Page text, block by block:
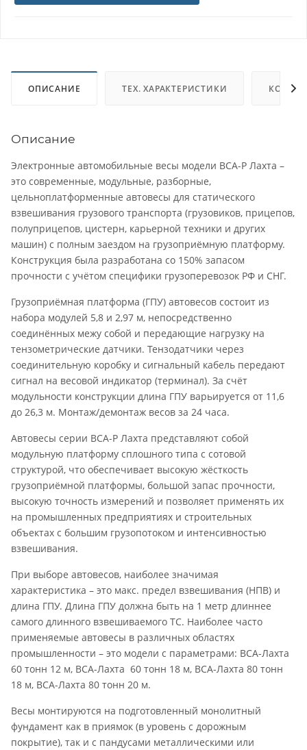
ОПИСАНИЕ ТЕХ. ХАРАКТЕРИСТИКИ
Описание
Электронные автомобильные весы модели ВСА-Р Лахта –
это современные, модульные, разборные,
цельноплатформенные автовесы для статического
взвешивания грузового транспорта (грузовиков, прицепов,
полуприцепов, цистерн, карьерной техники и других
машин) с полным заездом на грузоприёмную платформу.
Конструкция была разработана со 150% запасом
прочности с учётом специфики грузоперевозок РФ и СНГ.
Грузоприёмная платформа (ГПУ) автовесов состоит из
набора модулей 5,8 и 2,97 м, непосредственно
соединённых межу собой и передающие нагрузку на
тензометрические датчики. Тензодатчики через
соединительную коробку и сигнальный кабель передают
сигнал на весовой индикатор (терминал). За счёт
модульности конструкции длина ГПУ варьируется от 11,6
до 26,3 м. Монтаж/демонтаж весов за 24 часа.
Автовесы серии ВСА-Р Лахта представляют собой
модульную платформу сплошного типа с сотовой
структурой, что обеспечивает высокую жёсткость
грузоприёмной платформы, большой запас прочности,
высокую точность измерений и позволяет применять их
на промышленных предприятиях и строительных
объектах с большим грузопотоком и интенсивностью
взвешивания.
При выборе автовесов, наиболее значимая
характеристика – это макс. предел взвешивания (НПВ) и
длина ГПУ. Длина ГПУ должна быть на 1 метр длиннее
самого длинного взвешиваемого ТС. Наиболее часто
применяемые автовесы в различных областях
промышленности – это модели с параметрами: ВСА-Лахта
60 тонн 12 м, ВСА-Лахта 60 тонн 18 м, ВСА-Лахта 80 тонн
18 м, ВСА-Лахта 80 тонн 20 м.
Весы монтируются на подготовленный монолитный
фундамент как в приямок (в уровень с дорожным
покрытие), так и с пандусами металлическими или